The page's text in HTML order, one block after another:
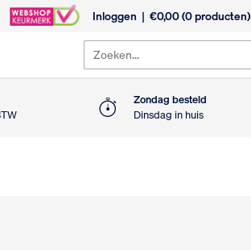
Inloggen €0,00(0 producten)
Zoeken...
Zondag besteld
Dinsdag in huis